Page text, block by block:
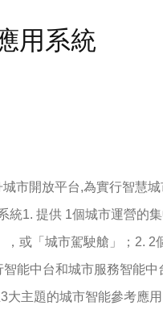
用系統
市開放平台,為實行智慧
統1. 提供 1個城市運營的
或「城市駕駛艙」；2. 2
能中台和城市服務智能中
主題的城市智能參考應用